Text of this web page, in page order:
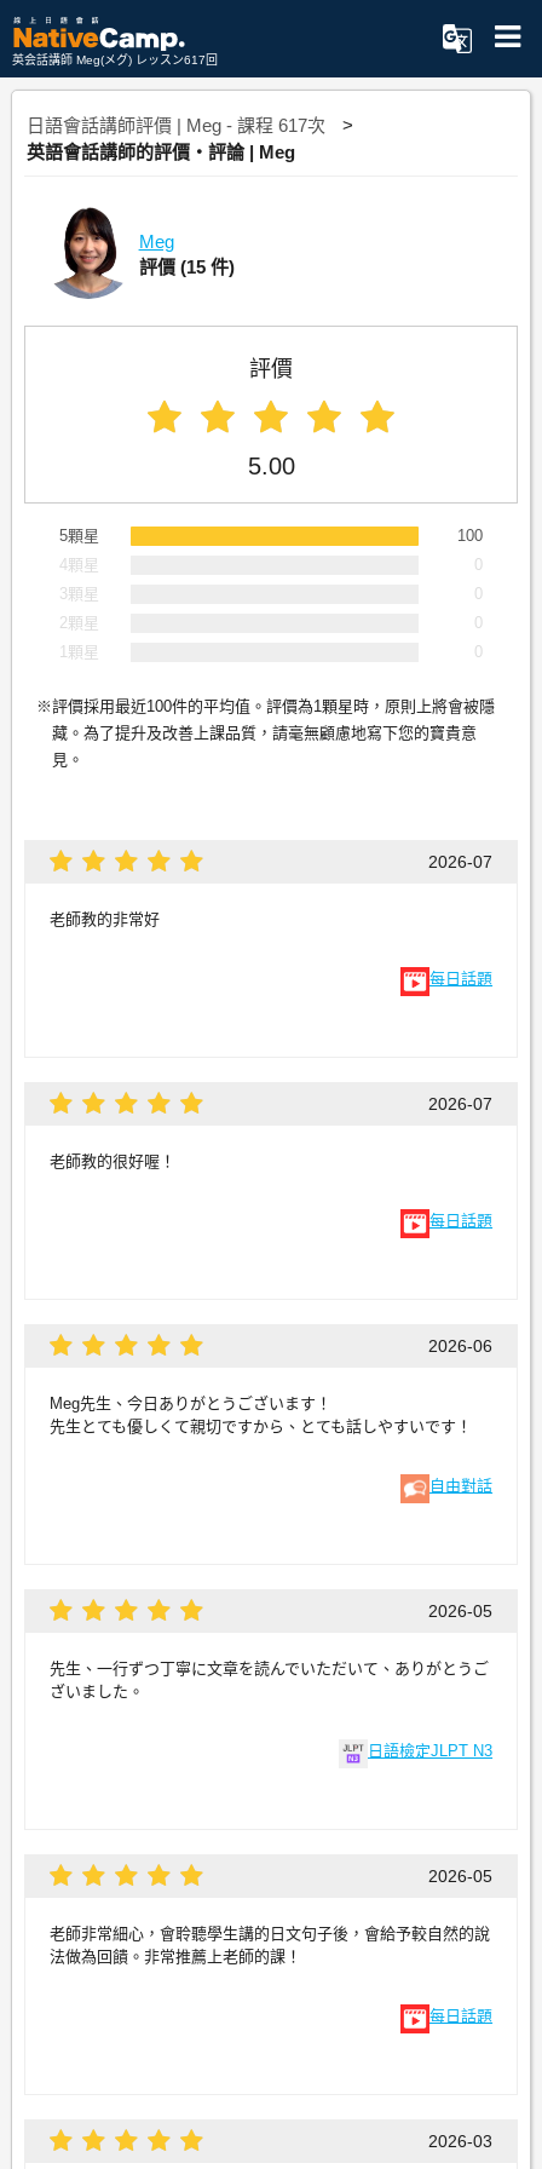
英会話講師 Meg(メグ) レッスン617回
日語會話講師評價 | Meg - 課程 617次
英語會話講師的評價・評論 | Meg
Meg
評價 (15 件)
評價
5.00
5顆星
100
4顆星
0
3顆星
0
2顆星
0
1顆星
0
評價採用最近100件的平均值。評價為1顆星時，原則上將會被隱
藏。為了提升及改善上課品質，請毫無顧慮地寫下您的寶貴意
見。
2026-07
老師教的非常好
每日話題
2026-07
老師教的很好喔！
每日話題
2026-06
Meg先生、今日ありがとうございます！
先生とても優しくて親切ですから、とても話しやすいです！
自由對話
2026-05
先生、一行ずつ丁寧に文章を読んでいただいて、ありがとうご
ざいました。
日語檢定JLPT N3
2026-05
老師非常細心，會聆聽學生講的日文句子後，會給予較自然的說
法做為回饋。非常推薦上老師的課！
每日話題
2026-03